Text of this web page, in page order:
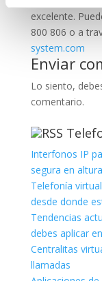
excelente.
800 806 o a
system.com
Enviar
Lo siento,
comentario.
Interfonos IP
segura en altura
Telefonía
desde donde
Tendencias
debes aplicar
Centralitas
llamadas